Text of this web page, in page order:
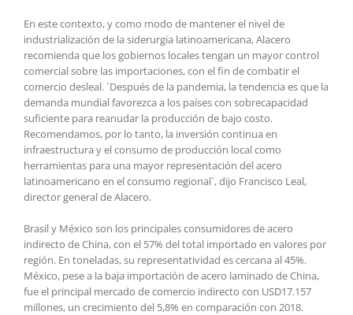
En este contexto, y como modo de mantener el nivel de
industrialización de la siderurgia latinoamericana, Alacero
recomienda que los gobiernos locales tengan un mayor control
comercial sobre las importaciones, con el fin de combatir el
comercio desleal. `Después de la pandemia, la tendencia es que la
demanda mundial favorezca a los países con sobrecapacidad
suficiente para reanudar la producción de bajo costo.
Recomendamos, por lo tanto, la inversión continua en
infraestructura y el consumo de producción local como
herramientas para una mayor representación del acero
latinoamericano en el consumo regional`, dijo Francisco Leal,
director general de Alacero.
Brasil y México son los principales consumidores de acero
indirecto de China, con el 57% del total importado en valores por
región. En toneladas, su representatividad es cercana al 45%.
México, pese a la baja importación de acero laminado de China,
fue el principal mercado de comercio indirecto con USD17.157
millones, un crecimiento del 5,8% en comparación con 2018.